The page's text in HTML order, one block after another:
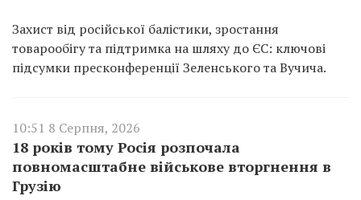
Захист від російської балістики, зростання
товарообігу та підтримка на шляху до ЄС: ключові
підсумки пресконференції Зеленського та Вучича.
10:51 8 Серпня, 2026
18 років тому Росія розпочала
повномасштабне військове вторгнення в
Грузію